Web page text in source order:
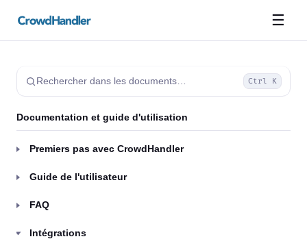
☰
Rechercher dans les documents… Ctrl K
Documentation et guide d'utilisation
Premiers pas avec CrowdHandler
Guide de l'utilisateur
FAQ
Intégrations